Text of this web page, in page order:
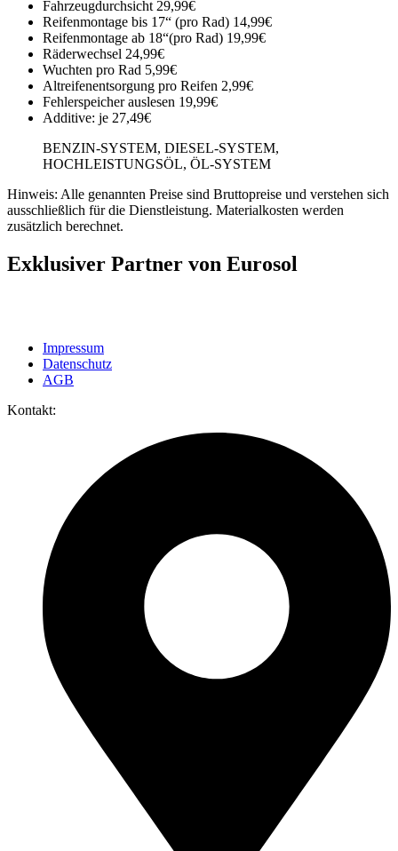
Fahrzeugdurchsicht 29,99€
Reifenmontage bis 17“ (pro Rad) 14,99€
Reifenmontage ab 18“(pro Rad) 19,99€
Räderwechsel 24,99€
Wuchten pro Rad 5,99€
Altreifenentsorgung pro Reifen 2,99€
Fehlerspeicher auslesen 19,99€
Additive: je 27,49€
BENZIN-SYSTEM, DIESEL-SYSTEM,
HOCHLEISTUNGSÖL, ÖL-SYSTEM
Hinweis: Alle genannten Preise sind Bruttopreise und verstehen sich
ausschließlich für die Dienstleistung. Materialkosten werden
zusätzlich berechnet.
Exklusiver Partner von Eurosol
Impressum
Datenschutz
AGB
Kontakt: